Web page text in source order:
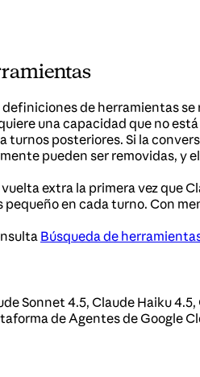
de herramientas
una capacidad que no
posteriores. Si la
pueden ser removidas, y
extra la primera vez que
en cada turno. Con
Búsqueda de
Sonnet 4.5, Claude Haiku
de Agentes de Google